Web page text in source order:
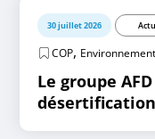
30 juillet 2026
COP, Environnement
Le groupe
désertification